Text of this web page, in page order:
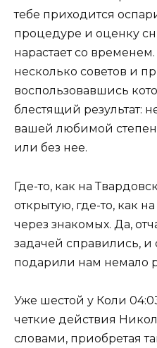
тебе приходится
процедуре и оценку
нарастает со
несколько советов и
воспользовавшись
блестящий результат:
вашей любимой
или без нее.
Где-то, как на
открытую, где-то, как
через знакомых. Да,
задачей справились, и
подарили нам немало
Уже шестой у Коли
четкие действия
словами, приобретая